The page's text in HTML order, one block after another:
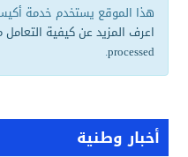
هذا الموقع يستخدم خدمة
اعرف المزيد عن كيفية التعامل
processed
.
أخبار وطنية